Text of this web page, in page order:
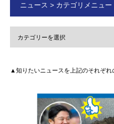
ニュース > カテゴリメニュー
▲知りたいニュースを上記のそれぞれ